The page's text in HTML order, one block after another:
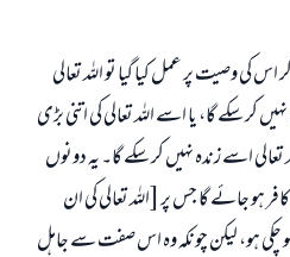
کی وصیت پر عمل کیا گیا تو اللہ تعالی
کر سکے گا، یا اسے اللہ تعالی کی اتنی بڑی
اسے زندہ نہیں کر سکے گا۔ یہ دونوں
ہو جائے گا جس پر [اللہ تعالی کی ان
ہو، لیکن چونکہ وہ اس صفت سے جاہل